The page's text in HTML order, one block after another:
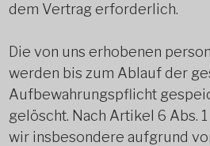
dem Vertrag erforderlich.
Die von uns erhobenen
werden bis zum Ablauf der
Aufbewahrungspflicht
gelöscht. Nach Artikel 6 Abs. 1
wir insbesondere aufgrund